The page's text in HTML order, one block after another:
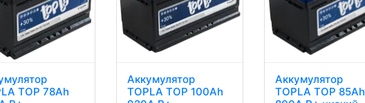
TOP 78Ah
Аккумулятор
TOPLA TOP 100Ah
Аккумулятор
TOPLA TOP 85Ah